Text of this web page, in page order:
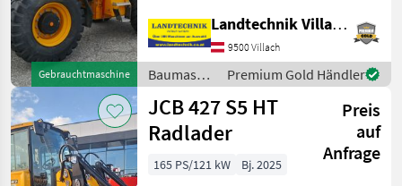
Gebrauchtmaschine
Geräteverriegelung, Kabine,
Klimaanlage,
Schnellwechselrahmen,
Zugmaul, Zusatz-
Hydraulikkreis JCB Radlad
Landtechnik Villach GmbH
9500 Villach
Baumaschinen
/ JCB
Premium Gold Händler
JCB 427 S5 HT
Radlader
Preis
auf
Anfrage
165 PS/121 kW
Bj. 2025